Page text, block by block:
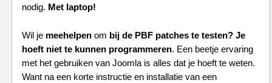
nodig. Met laptop!
Wil je meehelpenom bij de PBF patches te testen? Je
hoeft niet te kunnen programmeren. Een beetje ervaring
met het gebruiken van Joomla is alles dat je hoeft te weten.
Want na een korte instructie en installatie van een